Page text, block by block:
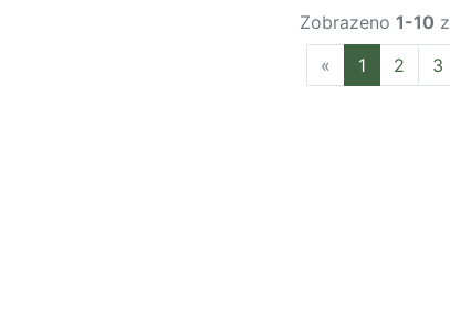
Zobrazeno 1-10 z
« Previous
1 2 3